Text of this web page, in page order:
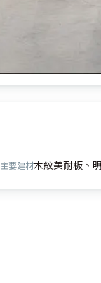
主要建材木紋美耐板、